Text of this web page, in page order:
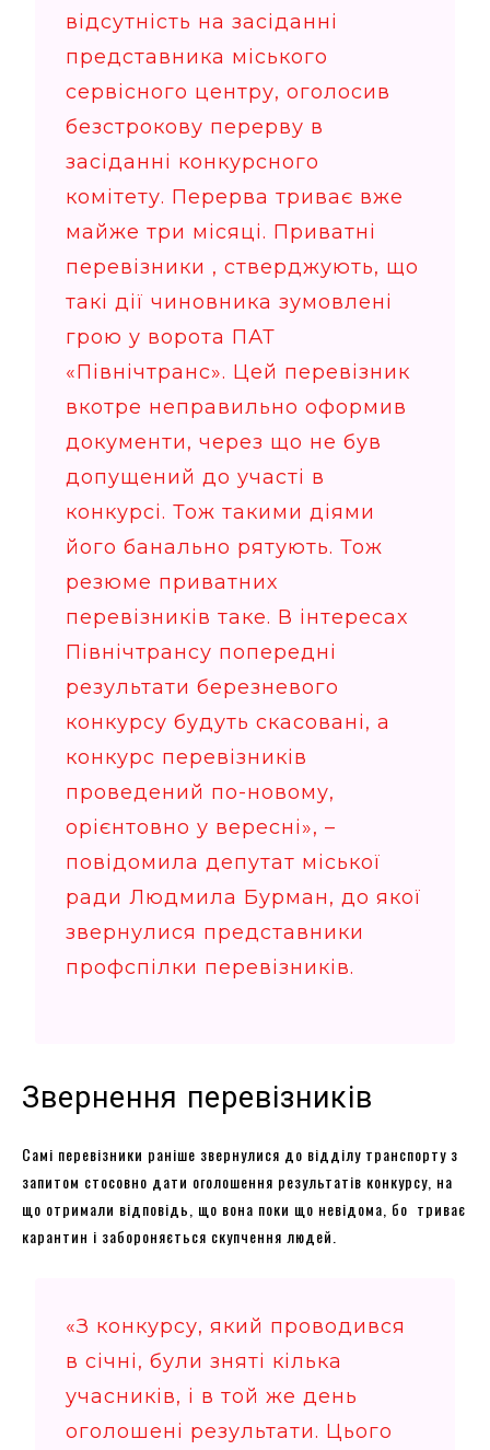
відсутність на засіданні
представника міського
сервісного центру, оголосив
безстрокову перерву в
засіданні конкурсного
комітету. Перерва триває вже
майже три місяці. Приватні
перевізники , стверджують, що
такі дії чиновника зумовлені
грою у ворота ПАТ
«Північтранс». Цей перевізник
вкотре неправильно оформив
документи, через що не був
допущений до участі в
конкурсі. Тож такими діями
його банально рятують. Тож
резюме приватних
перевізників таке. В інтересах
Північтрансу попередні
результати березневого
конкурсу будуть скасовані, а
конкурс перевізників
проведений по-новому,
орієнтовно у вересні», –
повідомила депутат міської
ради Людмила Бурман, до якої
звернулися представники
профспілки перевізників.
Звернення перевізників
Самі перевізники раніше звернулися до відділу транспорту з
запитом стосовно дати оголошення результатів конкурсу, на
що отримали відповідь, що вона поки що невідома, бо триває
карантин і забороняється скупчення людей.
«З конкурсу, який проводився
в січні, були зняті кілька
учасників, і в той же день
оголошені результати. Цього